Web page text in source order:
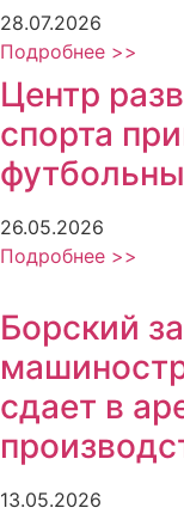
28.07.2026
Подробнее >>
Центр
спорта
26.05.2026
Подробнее >>
Борский
сдает в
13.05.2026